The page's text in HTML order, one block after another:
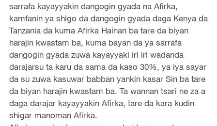
sarrafa kayayyakin dangogin gyada na Afirka,
kamfanin ya shigo da dangogin gyada daga Kenya da
Tanzania da kuma Afirka Hainan ba tare da biyan
harajin kwastam ba, kuma bayan da ya sarrafa
dangogin gyada zuwa kayayyaki iri iri wadanda
darajarsu ta karu da sama da kaso 30%, ya iya sayar
da su zuwa kasuwar babban yankin kasar Sin ba tare
da biyan harajin kwastam ba. Ta wannan tsari ne za a
daga darajar kayayyakin Afirka, tare da kara kudin
shigar manoman Afirka.